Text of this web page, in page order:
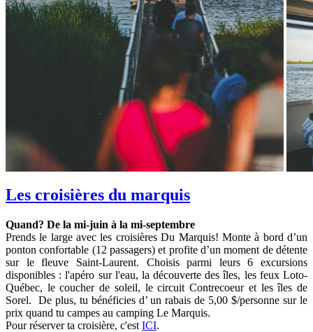
Les croisières du marquis
Quand? De la mi-juin à la mi-septembre
Prends le large avec les croisières Du Marquis! Monte à bord d’un
ponton confortable (12 passagers) et profite d’un moment de détente
sur le fleuve Saint-Laurent. Choisis parmi leurs 6 excursions
disponibles : l'apéro sur l'eau, la découverte des îles, les feux Loto-
Québec, le coucher de soleil, le circuit Contrecoeur et les îles de
Sorel. De plus, tu bénéficies d’ un rabais de 5,00 $/personne sur le
prix quand tu campes au camping Le Marquis.
Pour réserver ta croisière, c'est ICI.